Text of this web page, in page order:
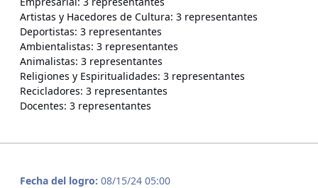
Artistas y Hacedores de Cultura: 3 representantes
Deportistas: 3 representantes
Ambientalistas: 3 representantes
Animalistas: 3 representantes
Religiones y Espiritualidades: 3 representantes
Recicladores: 3 representantes
Docentes: 3 representantes
Fecha del logro: 08/15/24 05:00